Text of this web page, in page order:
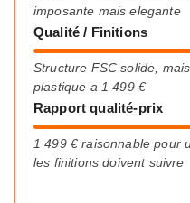
imposante mais elegante
Qualité / Finitions
Structure FSC solide,
plastique a 1 499 €
Rapport qualité-prix
1 499 € raisonnable pour
les finitions doivent suivre